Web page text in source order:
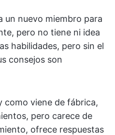
un nuevo miembro para
pero no tiene ni idea
habilidades, pero sin el
consejos son
como viene de fábrica,
pero carece de
ofrece respuestas